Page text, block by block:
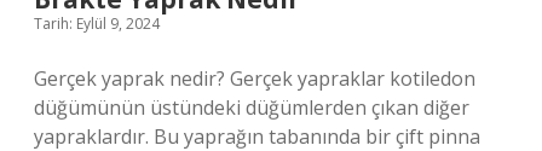
Tarih: Eylül 9, 2024
Gerçek yaprak nedir? Gerçek yapraklar kotiledon
düğümünün üstündeki düğümlerden çıkan diğer
yapraklardır. Bu yaprağın tabanında bir çift pinna